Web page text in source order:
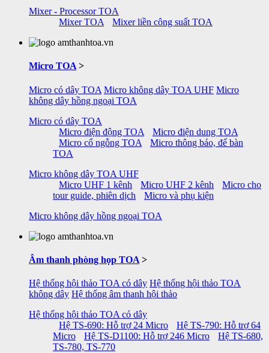
Mixer - Processor TOA
Mixer TOA
Mixer liền công suất TOA
Micro TOA >
Micro có dây TOA Micro không dây TOA UHF Micro
không dây hồng ngoại TOA
Micro có dây TOA
Micro điện động TOA
Micro điện dung TOA
Micro cổ ngỗng TOA
Micro thông báo, để bàn
TOA
Micro không dây TOA UHF
Micro UHF 1 kênh
Micro UHF 2 kênh
Micro cho
tour guide, phiên dịch
Micro và phụ kiện
Micro không dây hồng ngoại TOA
Âm thanh phòng họp TOA >
Hệ thống hội thảo TOA có dây Hệ thống hội thảo TOA
không dây Hệ thống âm thanh hội thảo
Hệ thống hội thảo TOA có dây
Hệ TS-690: Hỗ trợ 24 Micro
Hệ TS-790: Hỗ trợ 64
Micro
Hệ TS-D1100: Hỗ trợ 246 Micro
Hệ TS-680,
TS-780, TS-770